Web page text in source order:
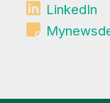
LinkedIn